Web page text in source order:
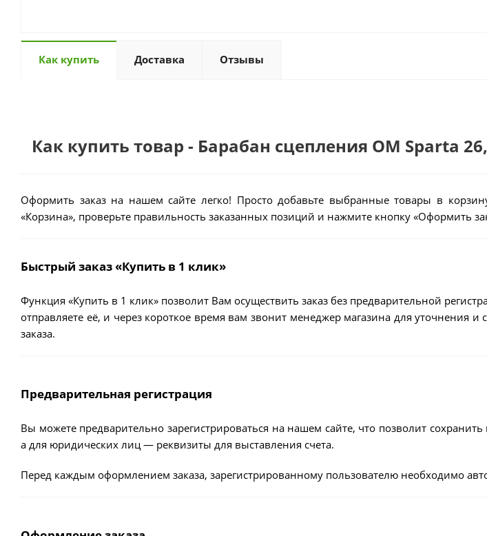
Как купить Доставка Отзывы
Как купить товар - Барабан сцепления ОМ Sparta
Оформить заказ на нашем сайте легко! Просто добавьте выбранные товары в
«Корзина», проверьте правильность заказанных позиций и нажмите кнопку «Оформить
Быстрый заказ «Купить в 1 клик»
Функция «Купить в 1 клик» позволит Вам осуществить заказ без предварительной
отправляете её, и через короткое время вам звонит менеджер магазина для уточнения
заказа.
Предварительная регистрация
Вы можете предварительно зарегистрироваться на нашем сайте, что позволит
а для юридических лиц — реквизиты для выставления счета.
Перед каждым оформлением заказа, зарегистрированному пользователю необходимо